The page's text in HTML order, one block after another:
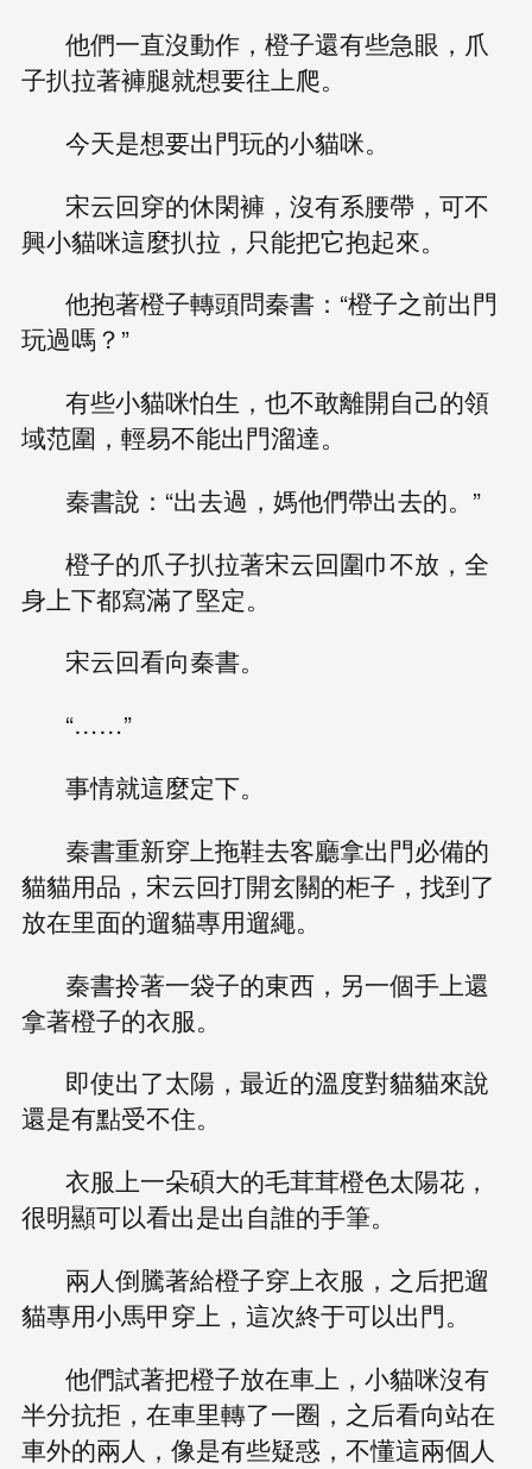
他們一直沒動作，橙子還有些急眼，爪
子扒拉著褲腿就想要往上爬。
今天是想要出門玩的小貓咪。
宋云回穿的休閑褲，沒有系腰帶，可不
興小貓咪這麼扒拉，只能把它抱起來。
他抱著橙子轉頭問秦書：“橙子之前出門
玩過嗎？”
有些小貓咪怕生，也不敢離開自己的領
域范圍，輕易不能出門溜達。
秦書說：“出去過，媽他們帶出去的。”
橙子的爪子扒拉著宋云回圍巾不放，全
身上下都寫滿了堅定。
宋云回看向秦書。
“……”
事情就這麼定下。
秦書重新穿上拖鞋去客廳拿出門必備的
貓貓用品，宋云回打開玄關的柜子，找到了
放在里面的遛貓專用遛繩。
秦書拎著一袋子的東西，另一個手上還
拿著橙子的衣服。
即使出了太陽，最近的溫度對貓貓來說
還是有點受不住。
衣服上一朵碩大的毛茸茸橙色太陽花，
很明顯可以看出是出自誰的手筆。
兩人倒騰著給橙子穿上衣服，之后把遛
貓專用小馬甲穿上，這次終于可以出門。
他們試著把橙子放在車上，小貓咪沒有
半分抗拒，在車里轉了一圈，之后看向站在
車外的兩人，像是有些疑惑，不懂這兩個人